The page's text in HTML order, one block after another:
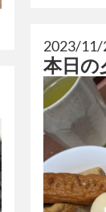
2023/11/
本日の